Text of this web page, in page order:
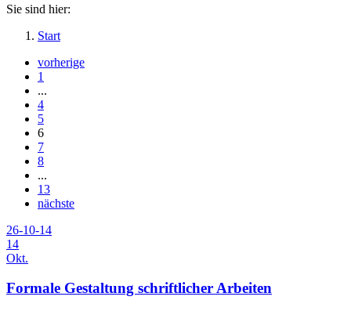
Sie sind hier:
Start
vorherige
1
...
4
5
6
7
8
...
13
nächste
26-10-14
14
Okt.
Formale Gestaltung schriftlicher Arbeiten